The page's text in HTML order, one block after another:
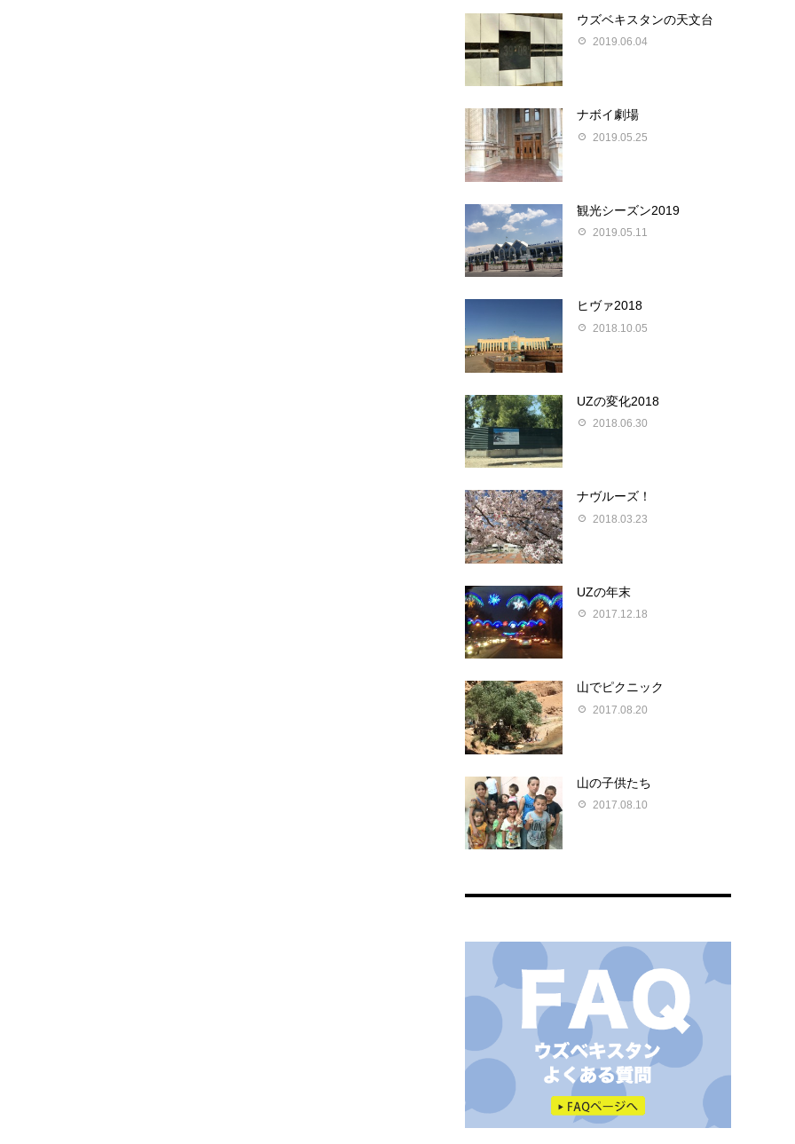
ウズベキスタンの天文台
2019.06.04
ナボイ劇場
2019.05.25
観光シーズン2019
2019.05.11
ヒヴァ2018
2018.10.05
UZの変化2018
2018.06.30
ナヴルーズ！
2018.03.23
UZの年末
2017.12.18
山でピクニック
2017.08.20
山の子供たち
2017.08.10